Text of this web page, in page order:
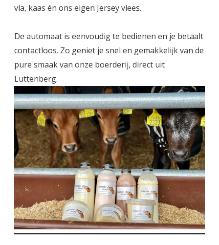
vla, kaas én ons eigen Jersey vlees.
De automaat is eenvoudig te bedienen en je betaalt
contactloos. Zo geniet je snel en gemakkelijk van de
pure smaak van onze boerderij, direct uit
Luttenberg.